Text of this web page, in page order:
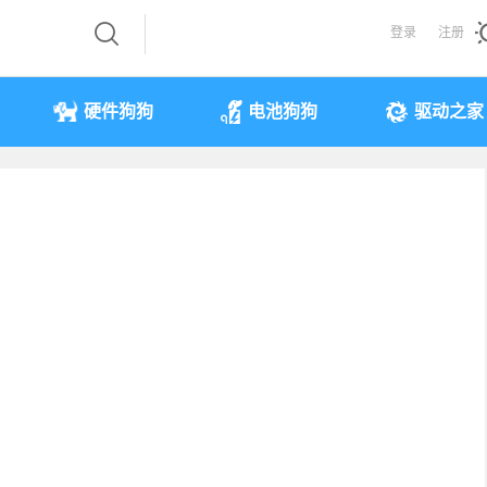
登录 注册
硬件狗狗 电池狗狗 驱动之家